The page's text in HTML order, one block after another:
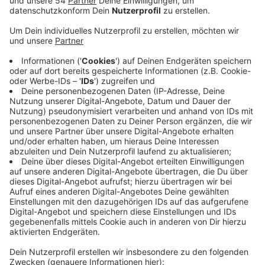
Anzeige
Museen, Schulen, Jugendhilfe-Einrichtungen und
Kliniken. Eine Grenze sieht der LVR bei der Qualität
seiner Arbeit - Schülerinnen und Schüler, Patienten und
empfindliche Kunst sollen unter den Maßnahmen nicht
leiden. In den Verwaltungsgebäuden will der Verband
die Temperaturen jetzt aber weiter senken, in den
Ausbildungswerkstätten sinkt die Temperatur auf nur
noch 16 Grad. Zwischen Weihnachten und Silvester
sollen die Mitarbeiter aus dem Home-Office arbeiten.
So können die Gebäude zwischen den Jahren noch
weiter abgekühlt werden. Außerdem will der LVR seine
Museumsräume nicht mehr für externe
Veranstaltungen außerhalb der Öffnungszeiten
vermieten.